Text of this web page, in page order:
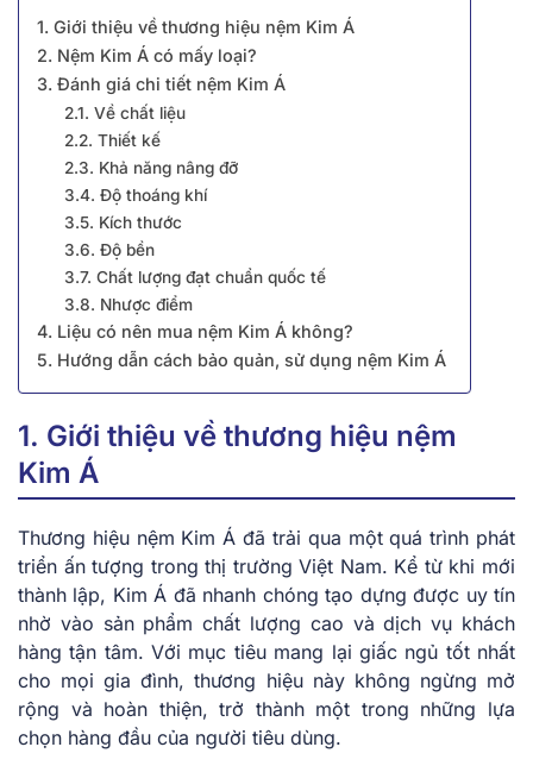
1. Giới thiệu về thương hiệu nệm Kim Á
2. Nệm Kim Á có mấy loại?
3. Đánh giá chi tiết nệm Kim Á
2.1. Về chất liệu
2.2. Thiết kế
2.3. Khả năng nâng đỡ
3.4. Độ thoáng khí
3.5. Kích thước
3.6. Độ bền
3.7. Chất lượng đạt chuẩn quốc tế
3.8. Nhược điểm
4. Liệu có nên mua nệm Kim Á không?
5. Hướng dẫn cách bảo quản, sử dụng nệm Kim Á
1. Giới thiệu về thương hiệu nệm
Kim Á
Thương hiệu nệm Kim Á đã trải qua một quá trình phát
triển ấn tượng trong thị trường Việt Nam. Kể từ khi mới
thành lập, Kim Á đã nhanh chóng tạo dựng được uy tín
nhờ vào sản phẩm chất lượng cao và dịch vụ khách
hàng tận tâm. Với mục tiêu mang lại giấc ngủ tốt nhất
cho mọi gia đình, thương hiệu này không ngừng mở
rộng và hoàn thiện, trở thành một trong những lựa
chọn hàng đầu của người tiêu dùng.